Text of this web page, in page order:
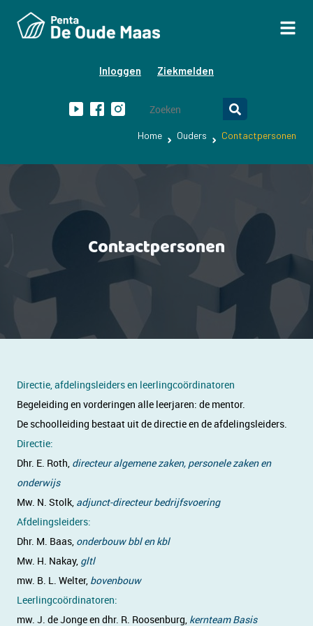
Inloggen Ziekmelden
Home Ouders Contactpersonen
Contactpersonen
Directie, afdelingsleiders en leerlingcoördinatoren
Begeleiding en vorderingen alle leerjaren: de mentor.
De schoolleiding bestaat uit de directie en de afdelingsleiders.
Directie:
Dhr. E. Roth, directeur algemene zaken, personele zaken en
onderwijs
Mw. N. Stolk, adjunct-directeur bedrijfsvoering
Afdelingsleiders:
Dhr. M. Baas, onderbouw bbl en kbl
Mw. H. Nakay, gltl
mw. B. L. Welter, bovenbouw
Leerlingcoördinatoren:
mw. J. de Jonge en dhr. R. Roosenburg, kernteam Basis